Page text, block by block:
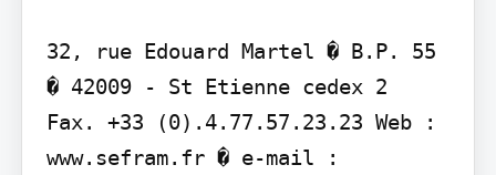
32, rue Edouard Martel � B.P. 55
� 42009 - St Etienne cedex 2
Fax. +33 (0).4.77.57.23.23 Web :
www.sefram.fr � e-mail :